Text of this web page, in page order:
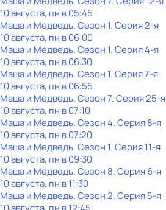
10 августа, пн в 05:45
Маша и Медведь. Сезон 1. Серия 2-я
10 августа, пн в 06:00
Маша и Медведь. Сезон 1. Серия 4-я
10 августа, пн в 06:30
Маша и Медведь. Сезон 1. Серия 7-я
10 августа, пн в 06:55
Маша и Медведь. Сезон 7. Серия 25-я
10 августа, пн в 07:10
Маша и Медведь. Сезон 4. Серия 8-я
10 августа, пн в 07:20
Маша и Медведь. Сезон 1. Серия 11-я
10 августа, пн в 09:30
Маша и Медведь. Сезон 8. Серия 6-я
10 августа, пн в 11:30
Маша и Медведь. Сезон 2. Серия 5-я